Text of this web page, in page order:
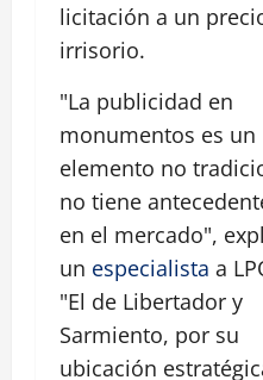
licitación a un
irrisorio.
"La publicidad en
monumentos es un
elemento no
no tiene
en el mercado",
un especialista a
"El de Libertador y
Sarmiento, por su
ubicación